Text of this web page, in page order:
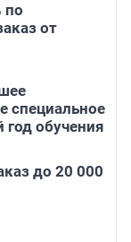
по
от
специальное
обучения
до 20 000